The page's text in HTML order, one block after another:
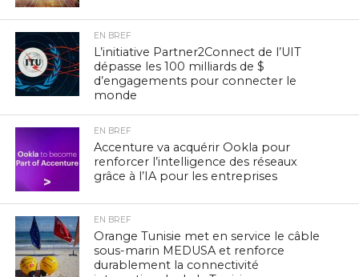
EN BREF
L’initiative Partner2Connect de l’UIT
dépasse les 100 milliards de $
d’engagements pour connecter le
monde
EN BREF
Accenture va acquérir Ookla pour
renforcer l’intelligence des réseaux
grâce à l’IA pour les entreprises
EN BREF
Orange Tunisie met en service le câble
sous-marin MEDUSA et renforce
durablement la connectivité